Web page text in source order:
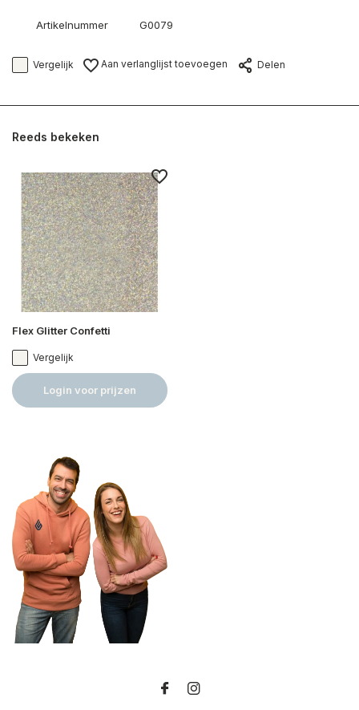
Artikelnummer G0079
Vergelijk Aan verlanglijst toevoegen Delen
Reeds bekeken
Flex Glitter Confetti
Vergelijk
Login voor prijzen